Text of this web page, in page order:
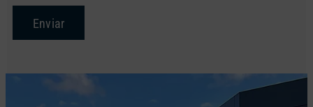
Enviar